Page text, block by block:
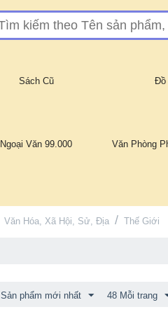
Sách Cũ Đồ
Ngoại Văn 99.000 Văn Phòng
Văn Hóa, Xã Hội, Sử, Địa / Thế Giới
Sản phẩm mới nhất 48 Mỗi trang